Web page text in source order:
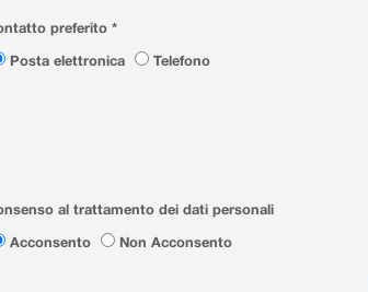
preferito *
Posta elettronica
Telefono
al trattamento dei dati personali
Acconsento
Non Acconsento